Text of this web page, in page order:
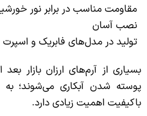
مقاومت مناسب در برابر نور
نصب آسان
تولید در مدل‌های فابریک و اسپرت
بسیاری از آرم‌های ارزان بازار
پوسته شدن آبکاری می‌شوند؛
باکیفیت اهمیت زیادی دارد.